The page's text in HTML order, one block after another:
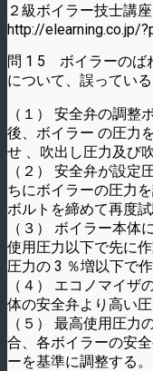
２級ボイラー技士講座
http://elearning.co.jp/
問 1 5 ボイラーのば
について、誤ってい
（１） 安全弁の調整
後、ボイラー の圧力
せ 、吹出し圧力及び
（２） 安全弁が設定
ちにボイラーの圧力
ボルトを締めて再度試
（３） ボイラー本体
使用圧力以下で先に
圧力の 3 ％増以下で
（４） エコノマイザ
体の安全弁より高い圧
（５） 最高使用圧力
合、各ボイラーの安
ーを基準に調整する。